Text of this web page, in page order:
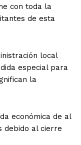
con toda la
de esta
local
especial para
la
económica de al
debido al cierre